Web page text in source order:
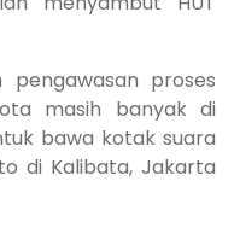
pengawasan proses
masih banyak di
bawa kotak suara
di Kalibata, Jakarta